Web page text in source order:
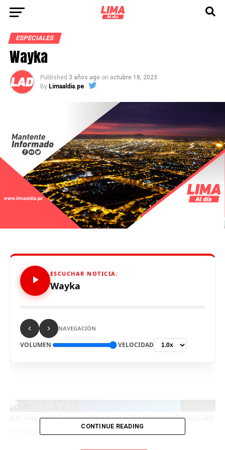
ESPECIALES
Wayka
Published 3 años ago on octubre 18, 2023
By Limaaldia.pe
ESCUCHAR NOTICIA:
Wayka
NAVEGACIÓN
VOLUMEN VELOCIDAD
Así respondió congresista Alva sobre desaprobación del
CONTINUE READING